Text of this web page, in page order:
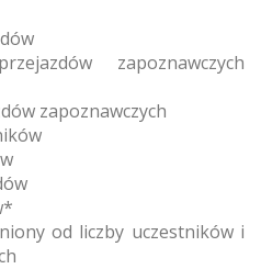
zapoznawczych
zapoznawczych
od liczby uczestników i